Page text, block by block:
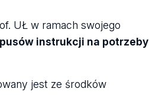
UŁ w ramach swojego
instrukcji na potrzeby
jest ze środków